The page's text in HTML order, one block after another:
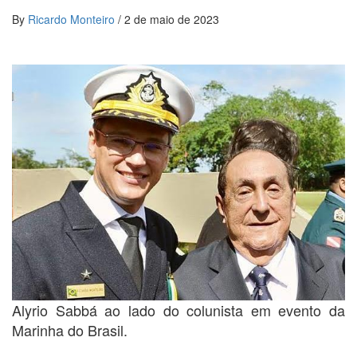
By Ricardo Monteiro / 2 de maio de 2023
Alyrio Sabbá ao lado do colunista em evento da
Marinha do Brasil.